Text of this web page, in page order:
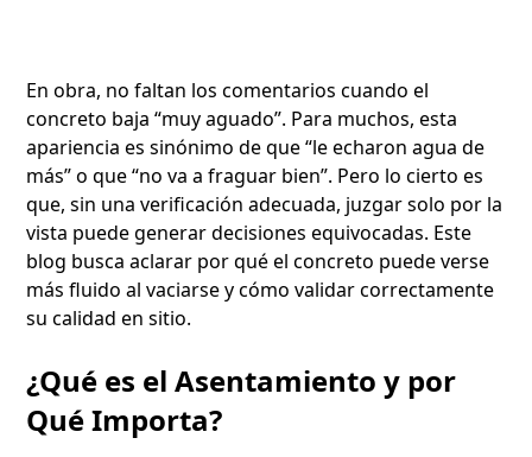
En obra, no faltan los comentarios cuando el
concreto baja “muy aguado”. Para muchos, esta
apariencia es sinónimo de que “le echaron agua de
más” o que “no va a fraguar bien”. Pero lo cierto es
que, sin una verificación adecuada, juzgar solo por la
vista puede generar decisiones equivocadas. Este
blog busca aclarar por qué el concreto puede verse
más fluido al vaciarse y cómo validar correctamente
su calidad en sitio.
¿Qué es el Asentamiento y por
Qué Importa?